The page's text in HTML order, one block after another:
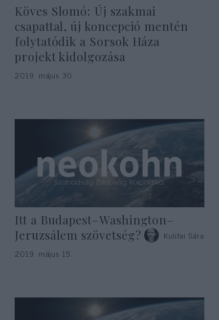
Köves Slomó: Új szakmai
csapattal, új koncepció mentén
folytatódik a Sorsok Háza
projekt kidolgozása
2019. május 30.
Itt a Budapest–Washington–
Jeruzsálem szövetség?
Kulifai Sára
2019. május 15.